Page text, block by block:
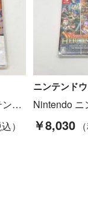
Nintendo ニンテンドウ ポケットモンスター スカーレット+ゼロの秘宝 switch ゲームソフト Bランク
ニンテンドウ
￥8,030